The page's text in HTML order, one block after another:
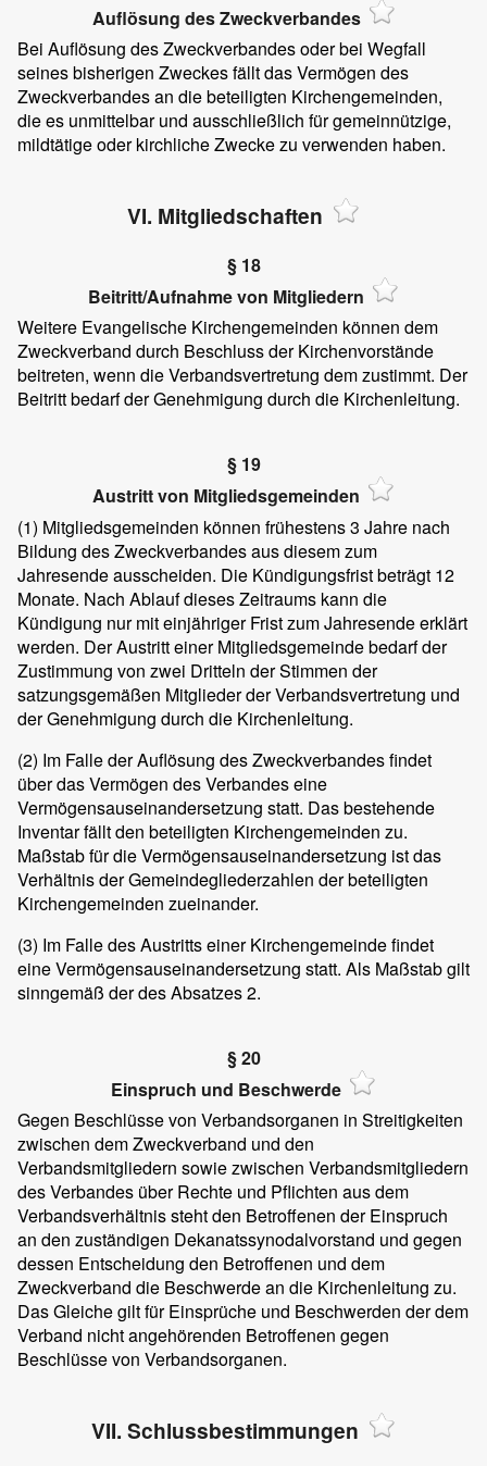
Auflösung des Zweckverbandes
Bei Auflösung des Zweckverbandes oder bei Wegfall
seines bisherigen Zweckes fällt das Vermögen des
Zweckverbandes an die beteiligten Kirchengemeinden,
die es unmittelbar und ausschließlich für gemeinnützige,
mildtätige oder kirchliche Zwecke zu verwenden haben.
VI. Mitgliedschaften
§ 18
Beitritt/Aufnahme von Mitgliedern
Weitere Evangelische Kirchengemeinden können dem
Zweckverband durch Beschluss der Kirchenvorstände
beitreten, wenn die Verbandsvertretung dem zustimmt. Der
Beitritt bedarf der Genehmigung durch die Kirchenleitung.
§ 19
Austritt von Mitgliedsgemeinden
(1) Mitgliedsgemeinden können frühestens 3 Jahre nach
Bildung des Zweckverbandes aus diesem zum
Jahresende ausscheiden. Die Kündigungsfrist beträgt 12
Monate. Nach Ablauf dieses Zeitraums kann die
Kündigung nur mit einjähriger Frist zum Jahresende erklärt
werden. Der Austritt einer Mitgliedsgemeinde bedarf der
Zustimmung von zwei Dritteln der Stimmen der
satzungsgemäßen Mitglieder der Verbandsvertretung und
der Genehmigung durch die Kirchenleitung.
(2) Im Falle der Auflösung des Zweckverbandes findet
über das Vermögen des Verbandes eine
Vermögensauseinandersetzung statt. Das bestehende
Inventar fällt den beteiligten Kirchengemeinden zu.
Maßstab für die Vermögensauseinandersetzung ist das
Verhältnis der Gemeindegliederzahlen der beteiligten
Kirchengemeinden zueinander.
(3) Im Falle des Austritts einer Kirchengemeinde findet
eine Vermögensauseinandersetzung statt. Als Maßstab gilt
sinngemäß der des Absatzes 2.
§ 20
Einspruch und Beschwerde
Gegen Beschlüsse von Verbandsorganen in Streitigkeiten
zwischen dem Zweckverband und den
Verbandsmitgliedern sowie zwischen Verbandsmitgliedern
des Verbandes über Rechte und Pflichten aus dem
Verbandsverhältnis steht den Betroffenen der Einspruch
an den zuständigen Dekanatssynodalvorstand und gegen
dessen Entscheidung den Betroffenen und dem
Zweckverband die Beschwerde an die Kirchenleitung zu.
Das Gleiche gilt für Einsprüche und Beschwerden der dem
Verband nicht angehörenden Betroffenen gegen
Beschlüsse von Verbandsorganen.
VII. Schlussbestimmungen